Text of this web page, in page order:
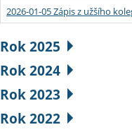
2026-01-05 Zápis z užšího
Rok 2025
Rok 2024
Rok 2023
Rok 2022